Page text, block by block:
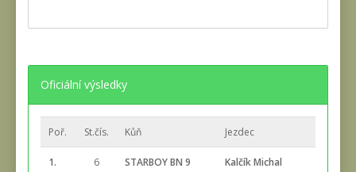
Oficiální výsledky
Poř. St.čís. Kůň Jezdec
1. 6 STARBOY BN 9 Kalčík Michal